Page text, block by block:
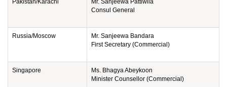
Pakistan/Karachi
Mr. Sanjeewa Pattiwila
Consul General
Russia/Moscow
Mr. Sanjeewa Bandara
First Secretary (Commercial)
Singapore
Ms. Bhagya Abeykoon
Minister Counsellor (Commercial)